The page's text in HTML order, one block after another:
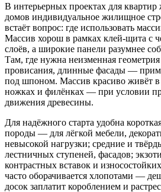
В интерьерных проектах для
домов индивидуальное жилищное
встаёт вопрос: где использовать
Массив хорош в рамках клей‑щита с
слоёв, а широкие панели разумнее
Там, где нужна неизменная
провисания, длинные фасады —
под шпоном. Массив красиво живёт в
ножках и филёнках — при условии
движения древесины.
Для надёжного старта удобна
породы — для лёгкой мебели,
невысокой нагрузки; средние и
лестничных ступеней, фасадов;
контрастных вставок и
часто оборачивается хлопотами —
досок заплатит короблением и